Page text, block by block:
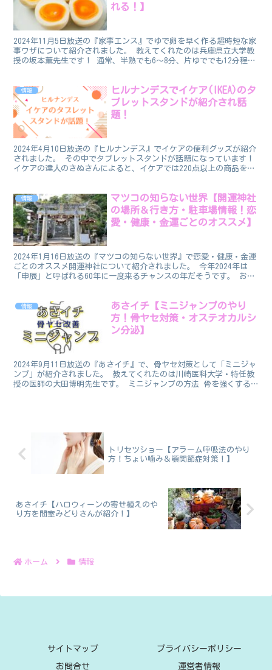
れる！】
2024年11月5日放送の『家事エンス』でゆで卵を早く作る超時短な家
事ワザについて紹介されました。 教えてくれたのは兵庫県立大学教
授の坂本薫先生です！ 通常、半熟でも6〜8分、片ゆででも12分程か
情報
ヒルナンデスでイケア(IKEA)のタ
ブレットスタンドが紹介され話
題！
2024年4月10日放送の『ヒルナンデス』でイケアの便利グッズが紹介
されました。 その中でタブレットスタンドが話題になっています！
イケアの達人のさぬさんによると、イケアでは220点以上の商品を大
情報
マツコの知らない世界【開運神社
の場所＆行き方・駐車場情報！恋
愛・健康・金運ごとのオススメ】
2024年1月16日放送の『マツコの知らない世界』で恋愛・健康・金運
ごとのオススメ開運神社について紹介されました。 今年2024年は
「申辰」と呼ばれる60年に一度来るチャンスの年だそうです。 おす
情報
あさイチ【ミニジャンプのやり
方！骨ヤセ対策・オステオカルシ
ン分泌】
2024年9月11日放送の『あさイチ』で、骨ヤセ対策として「ミニジャ
ンプ」が紹介されました。 教えてくれたのは川崎医科大学・特任教
授の医師の大田博明先生です。 ミニジャンプの方法 骨を強くする
トリセツショー【アラーム呼吸法のやり
方！ちょい噛み＆顎関節症対策！】
あさイチ【ハロウィーンの寄せ植えのや
り方を間室みどりさんが紹介！】
ホーム 情報
サイトマップ プライバシーポリシー
お問合せ 運営者情報